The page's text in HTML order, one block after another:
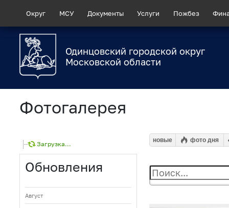
Округ МСУ Документы Услуги Пожбез
Одинцовский городской округ
Московской области
Фотогалерея
Загрузка...
Обновления
Август
новые фото дня